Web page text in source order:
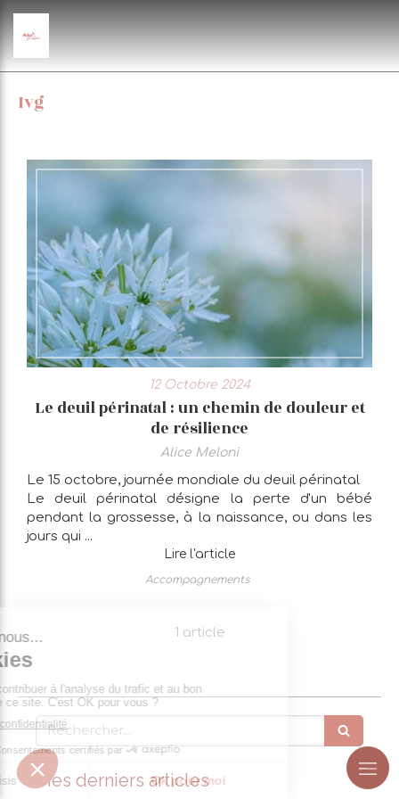
Ivg
12 Octobre 2024
Le deuil périnatal : un chemin de douleur et
de résilience
Alice Meloni
Le 15 octobre, journée mondiale du deuil périnatal
Le deuil périnatal désigne la perte d'un bébé
pendant la grossesse, à la naissance, ou dans les
jours qui ...
Lire l'article
Accompagnements
1 article
Rechercher
Mes derniers articles